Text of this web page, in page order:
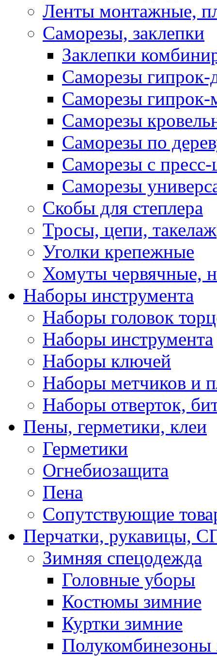
Ленты монтажные,
Саморезы, заклепки
Заклепки
Саморезы гипрок-
Саморезы гипрок-
Саморезы
Саморезы по
Саморезы с
Саморезы
Скобы для степлера
Тросы, цепи, такелаж
Уголки крепежные
Хомуты червячные,
Наборы инструмента
Наборы головок
Наборы инструмента
Наборы ключей
Наборы метчиков и
Наборы отверток,
Пены, герметики, клеи
Герметики
Огнебиозащита
Пена
Сопутствующие
Перчатки,
Зимняя спецодежда
Головные уборы
Костюмы зимние
Куртки зимние
Полукомбинезоны